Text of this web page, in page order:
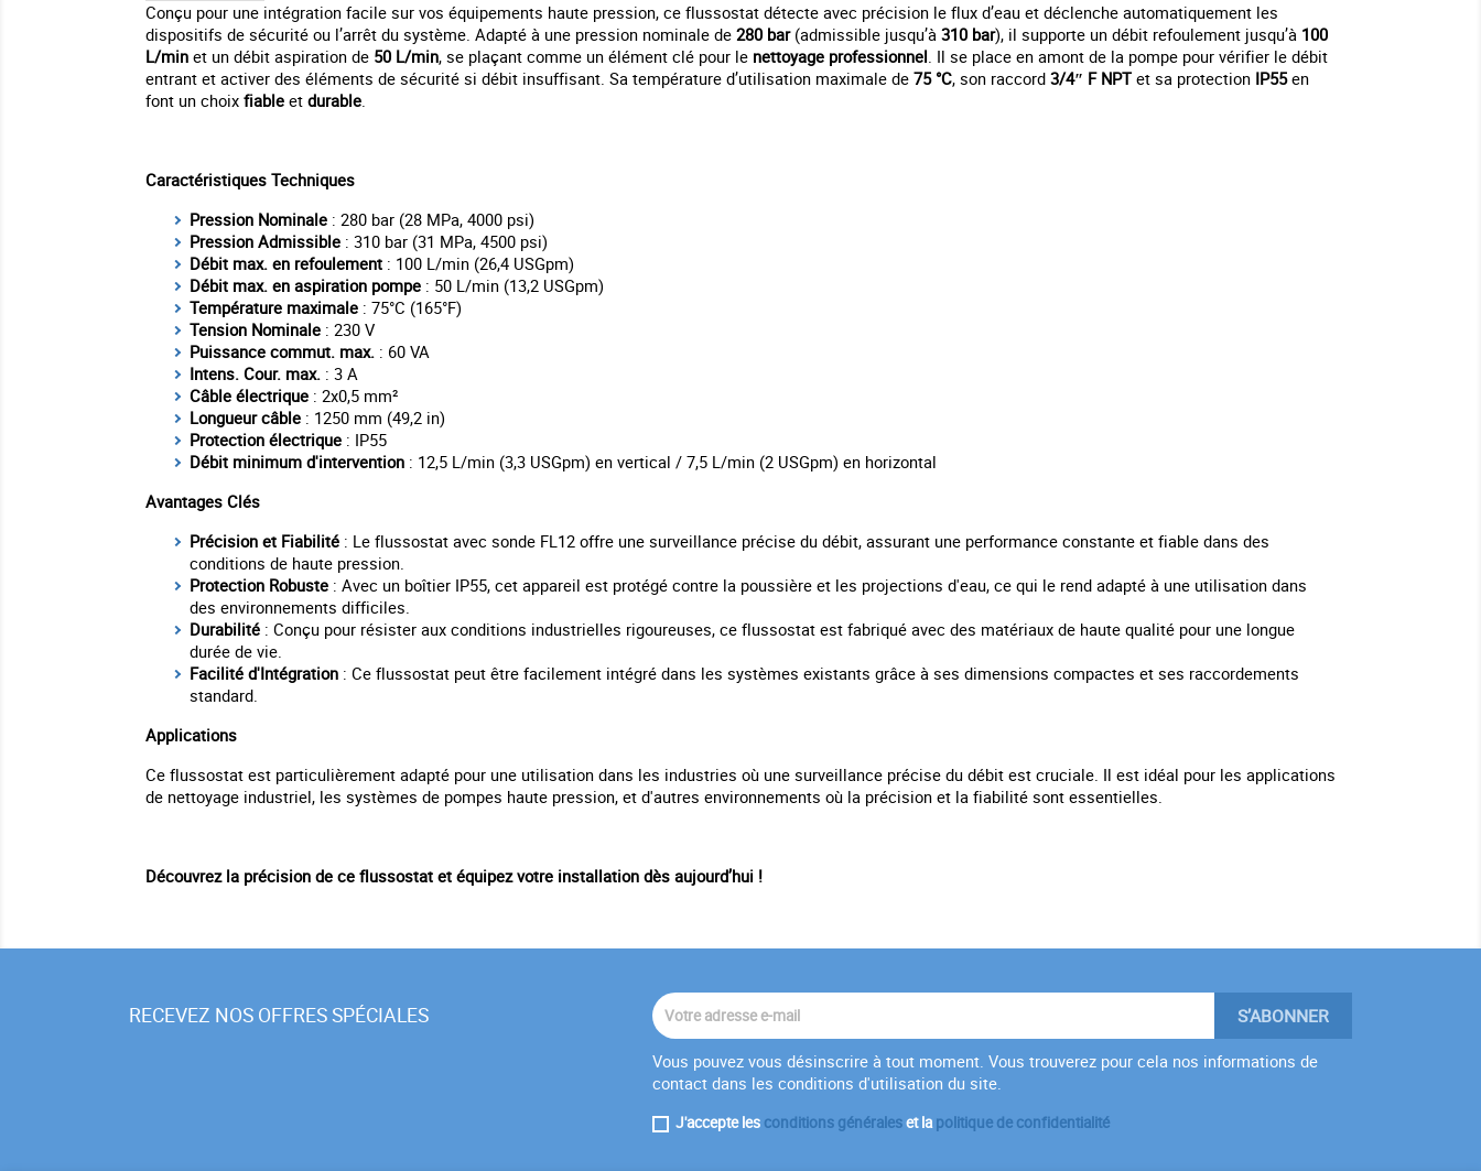
Conçu pour une intégration facile sur vos équipements haute pression, ce flussostat détecte avec précision le flux d’eau et déclenche automatiquement les
dispositifs de sécurité ou l’arrêt du système. Adapté à une pression nominale de 280 bar(admissible jusqu’à 310 bar), il supporte un débit refoulement jusqu’à 100
L/min et un débit aspiration de 50 L/min, se plaçant comme un élément clé pour le nettoyage professionnel. Il se place en amont de la pompe pour vérifier le débit
entrant et activer des éléments de sécurité si débit insuffisant. Sa température d’utilisation maximale de 75 °C, son raccord 3/4″ F NPT et sa protection IP55en
font un choix fiable et durable.
Caractéristiques Techniques
Pression Nominale : 280 bar (28 MPa, 4000 psi)
Pression Admissible : 310 bar (31 MPa, 4500 psi)
Débit max. en refoulement : 100 L/min (26,4 USGpm)
Débit max. en aspiration pompe : 50 L/min (13,2 USGpm)
Température maximale : 75°C (165°F)
Tension Nominale : 230 V
Puissance commut. max. : 60 VA
Intens. Cour. max. : 3 A
Câble électrique : 2x0,5 mm²
Longueur câble : 1250 mm (49,2 in)
Protection électrique : IP55
Débit minimum d'intervention : 12,5 L/min (3,3 USGpm) en vertical / 7,5 L/min (2 USGpm) en horizontal
Avantages Clés
Précision et Fiabilité : Le flussostat avec sonde FL12 offre une surveillance précise du débit, assurant une performance constante et fiable dans des
conditions de haute pression.
Protection Robuste : Avec un boîtier IP55, cet appareil est protégé contre la poussière et les projections d'eau, ce qui le rend adapté à une utilisation dans
des environnements difficiles.
Durabilité : Conçu pour résister aux conditions industrielles rigoureuses, ce flussostat est fabriqué avec des matériaux de haute qualité pour une longue
durée de vie.
Facilité d'Intégration : Ce flussostat peut être facilement intégré dans les systèmes existants grâce à ses dimensions compactes et ses raccordements
standard.
Applications
Ce flussostat est particulièrement adapté pour une utilisation dans les industries où une surveillance précise du débit est cruciale. Il est idéal pour les applications
de nettoyage industriel, les systèmes de pompes haute pression, et d'autres environnements où la précision et la fiabilité sont essentielles.
Découvrez la précision de ce flussostat et équipez votre installation dès aujourd’hui !
RECEVEZ NOS OFFRES SPÉCIALES
Vous pouvez vous désinscrire à tout moment. Vous trouverez pour cela nos informations de
contact dans les conditions d'utilisation du site.
J'accepte les conditions généraleset lapolitique de confidentialité